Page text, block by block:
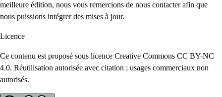
meilleure édition, nous vous remercions de nous contacter afin que
nous puissions intégrer des mises à jour.
Licence
Ce contenu est proposé sous licence Creative Commons CC BY-NC
4.0. Réutilisation autorisée avec citation ; usages commerciaux non
autorisés.